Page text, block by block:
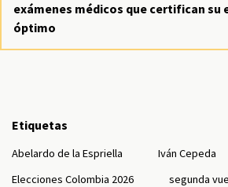
exámenes médicos que certifican su
óptimo
Etiquetas
Abelardo de la Espriella
Iván Cepeda
Elecciones Colombia 2026
segunda